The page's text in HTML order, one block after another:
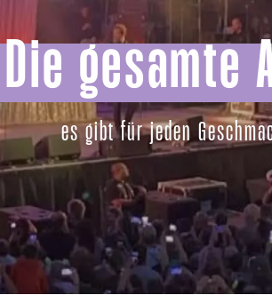
Die gesamte
es gibt für jeden